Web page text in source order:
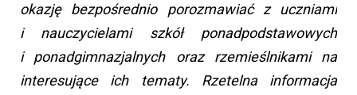
okazję bezpośrednio porozmawiać z uczniami
i nauczycielami szkół ponadpodstawowych
i ponadgimnazjalnych oraz rzemieślnikami na
interesujące ich tematy. Rzetelna informacja